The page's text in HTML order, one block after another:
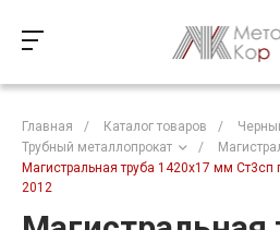
Главная / Каталог товаров /
Трубный металлопрокат
/
Магистральная труба 1420х17 мм
2012